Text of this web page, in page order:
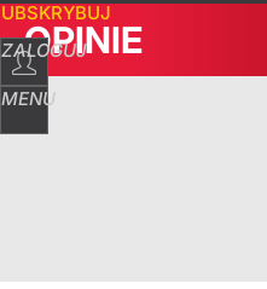
ZALOGUJ
MENU
OPINIE